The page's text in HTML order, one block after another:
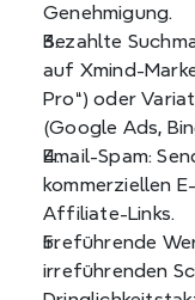
Genehmigung.
Bezahlte
auf Xmind-
Pro“) oder
(Google Ads,
Email-Spam:
kommerziellen
Affiliate-Links.
Irreführende
irreführenden